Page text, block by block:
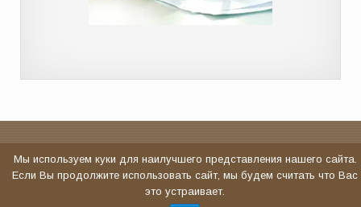
Мы используем куки для наилучшего представления нашего сайта.
Если Вы продолжите использовать сайт, мы будем считать что Вас
это устраивает.